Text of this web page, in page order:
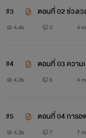
#3 ตอนที่ 02 ช่วงเ
4.4k 3 4
#4 ตอนที่ 03 ความ
4.2k 5 4
#5 ตอนที่ 04 การ
4.3k 7 7